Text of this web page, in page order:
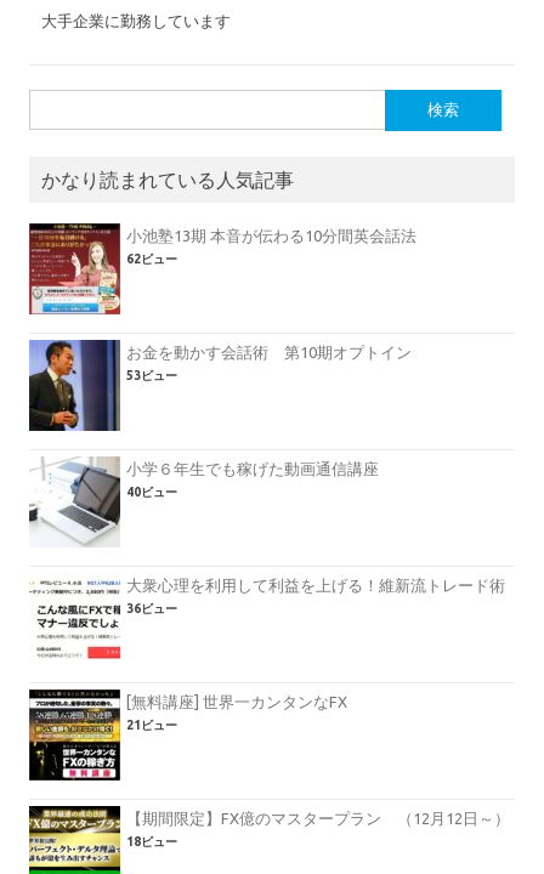
大手企業に勤務しています
索:
かなり読まれている人気記事
小池塾13期 本音が伝わる10分間英会話法
62ビュー
お金を動かす会話術 第10期オプトイン
53ビュー
小学６年生でも稼げた動画通信講座
40ビュー
大衆心理を利用して利益を上げる！維新流トレード術
36ビュー
[無料講座] 世界一カンタンなFX
21ビュー
【期間限定】FX億のマスタープラン （12月12日～）
18ビュー